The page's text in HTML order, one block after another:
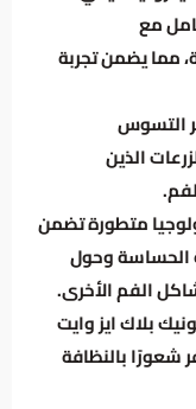
مع
مما يضمن تجربة
التسوس
الذين
متطورة تضمن
الحساسة وحول
الفم الأخرى.
بلاك ايز وايت
شعورًا بالنظافة